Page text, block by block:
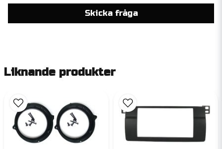
Skicka fråga
Liknande produkter